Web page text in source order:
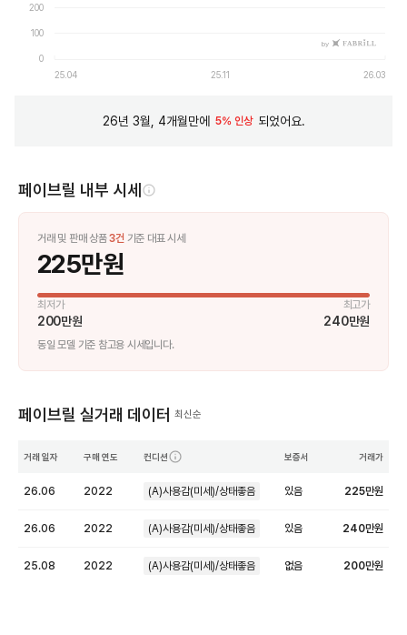
0
100
200
25.04 25.11 26.03
by
26년 3월, 4개월만에 5% 인상 되었어요.
페이브릴 내부 시세
거래 및 판매 상품3건 기준 대표 시세
225만원
최저가
200만원
최고가
240만원
동일 모델 기준 참고용 시세입니다.
페이브릴 실거래 데이터 최신순
거래 일자 구매 연도 컨디션 보증서 거래가
26.06 2022 (A)사용감(미세)/상태좋음 있음 225만원
26.06 2022 (A)사용감(미세)/상태좋음 있음 240만원
25.08 2022 (A)사용감(미세)/상태좋음 없음 200만원